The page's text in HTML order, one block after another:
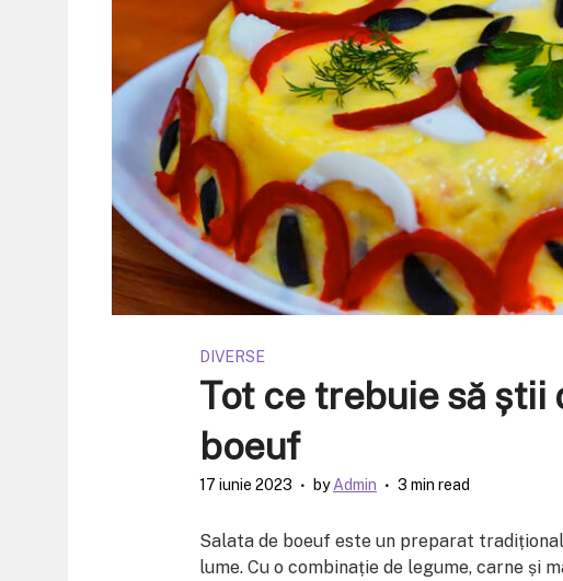
DIVERSE
Tot ce trebuie să știi
boeuf
17 iunie 2023 byAdmin 3 min read
Salata de boeuf este un preparat
lume. Cu o combinație de legume, carne și